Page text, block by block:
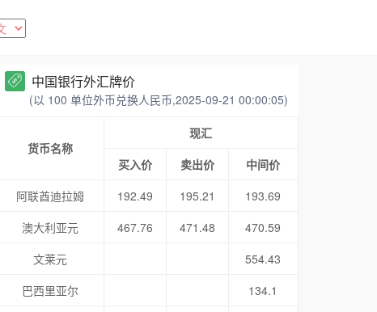
中国银行外汇牌价
(以 100 单位外币兑换人民币,2025-09-21 00:00:05)
货币名称
现汇
买入价
卖出价
中间价
阿联酋迪拉姆
192.49 195.21
193.69
澳大利亚元
467.76 471.48
470.59
文莱元
554.43
巴西里亚尔
134.1